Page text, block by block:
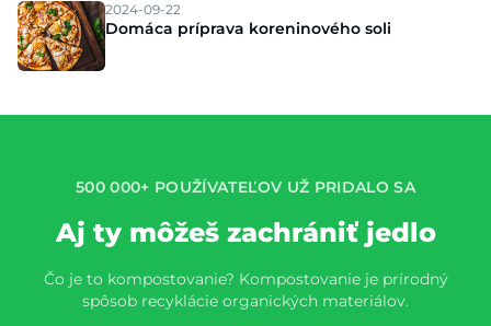
2024-09-22
Domáca príprava koreninového soli
500 000+ POUŽÍVATEĽOV UŽ PRIDALO SA
Aj ty môžeš zachrániť jedlo
Čo je to kompostovanie? Kompostovanie je prírodný
spôsob recyklácie organických materiálov.